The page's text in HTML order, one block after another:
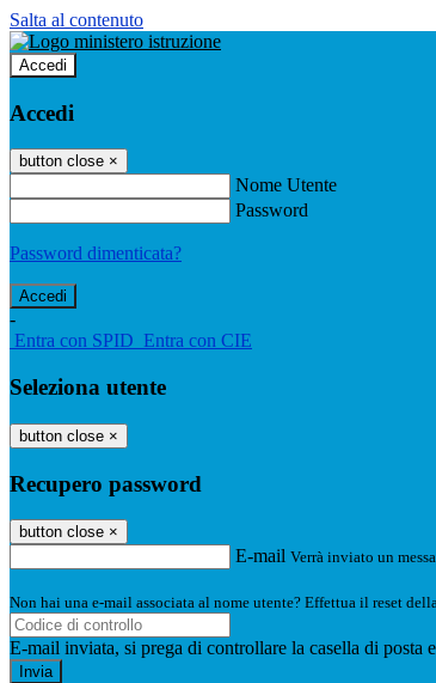
Salta al contenuto
Accedi
Accedi
button close ×
Nome Utente
Password
Password dimenticata?
-
Entra con SPID Entra con CIE
Seleziona utente
button close ×
Recupero password
button close ×
E-mail Verrà inviato un
Non hai una e-mail associata al nome utente? Effettua il reset
E-mail inviata, si prega di controllare la casella di posta